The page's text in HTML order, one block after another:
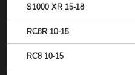
S1000 XR 15-18
RC8R 10-15
RC8 10-15